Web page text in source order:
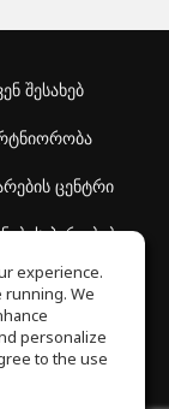
შესახებ
ცენტრი
პირობები
experience.
running. We
personalize
to the use